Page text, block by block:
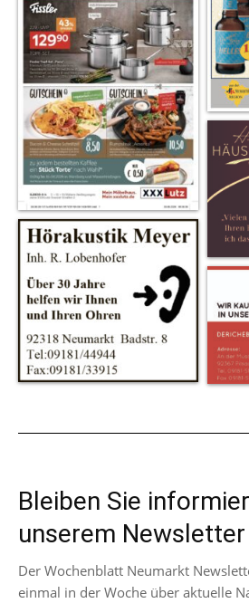
Bleiben Sie
unserem Newsletter
Der Wochenblatt Neumarkt
einmal in der Woche über aktuelle